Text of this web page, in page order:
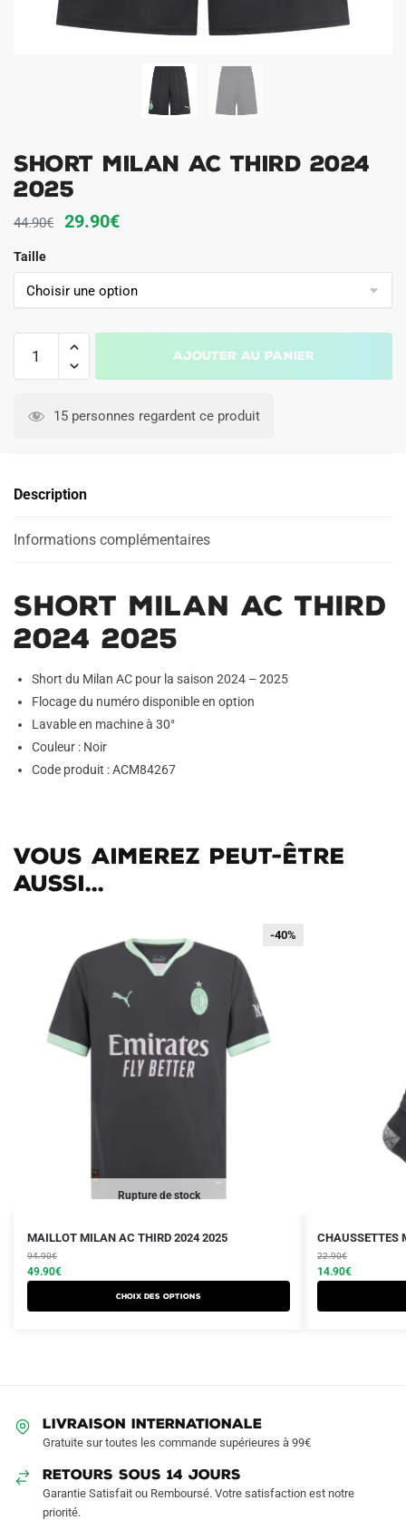
Short Milan AC Third 2024
2025
44.90€
Le
initial
était :
29.90€Le
actuel
est :
Taille
Milan
2025
Ajouter au panier
15 personnes regardent ce produit
Description
Informations complémentaires
Short Milan AC Third
2024 2025
Short du Milan AC pour la saison 2024 – 2025
Flocage du numéro disponible en option
Lavable en machine à 30°
Couleur : Noir
Code produit : ACM84267
Vous aimerez peut-être
aussi...
Rupture de stock
-40%
-40%
MAILLOT MILAN AC THIRD 2024 2025
94.90€
Le
prix
initial
était :
49.90€
Le
prix
actuel
est :
Choix des options
Ce
produit
a
choisies
la
page
CHAUSSETTES
22.90€
Le
prix
initial
était :
14.90€
Le
prix
actuel
est :
LIVRAISON INTERNATIONALE
Gratuite sur toutes les commande supérieures à 99€
RETOURS SOUS 14 JOURS
Garantie Satisfait ou Remboursé. Votre satisfaction est notre
priorité.